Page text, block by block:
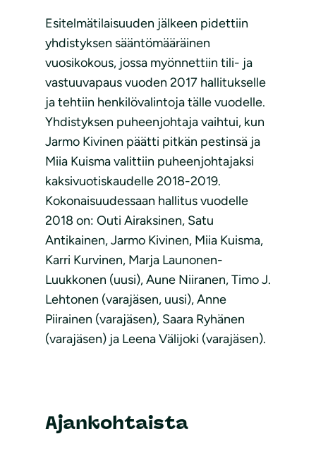
Esitelmätilaisuuden jälkeen pidettiin
yhdistyksen sääntömääräinen
vuosikokous, jossa myönnettiin tili- ja
vastuuvapaus vuoden 2017 hallitukselle
ja tehtiin henkilövalintoja tälle vuodelle.
Yhdistyksen puheenjohtaja vaihtui, kun
Jarmo Kivinen päätti pitkän pestinsä ja
Miia Kuisma valittiin puheenjohtajaksi
kaksivuotiskaudelle 2018-2019.
Kokonaisuudessaan hallitus vuodelle
2018 on: Outi Airaksinen, Satu
Antikainen, Jarmo Kivinen, Miia Kuisma,
Karri Kurvinen, Marja Launonen-
Luukkonen (uusi), Aune Niiranen, Timo J.
Lehtonen (varajäsen, uusi), Anne
Piirainen (varajäsen), Saara Ryhänen
(varajäsen) ja Leena Välijoki (varajäsen).
Ajankohtaista